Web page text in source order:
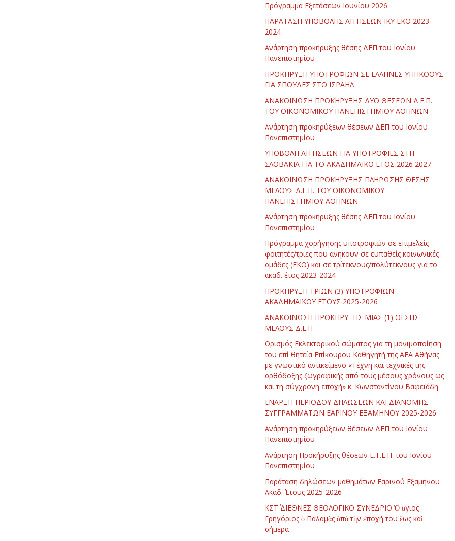
Πρόγραμμα Εξετάσεων Ιουνίου 2026
ΠΑΡΑΤΑΣΗ ΥΠΟΒΟΛΗΣ ΑΙΤΗΣΕΩΝ ΙΚΥ ΕΚΟ 2023-
2024
Ανάρτηση προκήρυξης θέσης ΔΕΠ του Ιονίου
Πανεπιστημίου
ΠΡΟΚΗΡΥΞΗ ΥΠΟΤΡΟΦΙΩΝ ΣΕ ΕΛΛΗΝΕΣ ΥΠΗΚΟΟΥΣ
ΓΙΑ ΣΠΟΥΔΕΣ ΣΤΟ ΙΣΡΑΗΛ
ΑΝΑΚΟΙΝΩΣΗ ΠΡΟΚΗΡΥΞΗΣ ΔΥΟ ΘΕΣΕΩΝ Δ.Ε.Π.
ΤΟΥ ΟΙΚΟΝΟΜΙΚΟΥ ΠΑΝΕΠΙΣΤΗΜΙΟΥ ΑΘΗΝΩΝ
Ανάρτηση προκηρύξεων θέσεων ΔΕΠ του Ιονίου
Πανεπιστημίου
ΥΠΟΒΟΛΗ ΑΙΤΗΣΕΩΝ ΓΙΑ ΥΠΟΤΡΟΦΙΕΣ ΣΤΗ
ΣΛΟΒΑΚΙΑ ΓΙΑ ΤΟ ΑΚΑΔΗΜΑΪΚΟ ΕΤΟΣ 2026 2027
ΑΝΑΚΟΙΝΩΣΗ ΠΡΟΚΗΡΥΞΗΣ ΠΛΗΡΩΣΗΣ ΘΕΣΗΣ
ΜΕΛΟΥΣ Δ.Ε.Π. ΤΟΥ ΟΙΚΟΝΟΜΙΚΟΥ
ΠΑΝΕΠΙΣΤΗΜΙΟΥ ΑΘΗΝΩΝ
Ανάρτηση προκήρυξης θέσης ΔΕΠ του Ιονίου
Πανεπιστημίου
Πρόγραμμα χορήγησης υποτροφιών σε επιμελείς
φοιτητές/τριες που ανήκουν σε ευπαθείς κοινωνικές
ομάδες (ΕΚΟ) και σε τρίτεκνους/πολύτεκνους για το
ακαδ. έτος 2023-2024
ΠΡΟΚΗΡΥΞΗ ΤΡΙΩΝ (3) ΥΠΟΤΡΟΦΙΩΝ
ΑΚΑΔΗΜΑΪΚΟΥ ΕΤΟΥΣ 2025-2026
ΑΝΑΚΟΙΝΩΣΗ ΠΡΟΚΗΡΥΞΗΣ ΜΙΑΣ (1) ΘΕΣΗΣ
ΜΕΛΟΥΣ Δ.Ε.Π
Ορισμός Εκλεκτορικού σώματος για τη μονιμοποίηση
του επί θητεία Επίκουρου Καθηγητή της ΑΕΑ Αθήνας
με γνωστικό αντικείμενο «Τέχνη και τεχνικές της
ορθόδοξης ζωγραφικής από τους μέσους χρόνους ως
και τη σύγχρονη εποχή» κ. Κωνσταντίνου Βαφειάδη
ΕΝΑΡΞΗ ΠΕΡΙΟΔΟΥ ΔΗΛΩΣΕΩΝ ΚΑΙ ΔΙΑΝΟΜΗΣ
ΣΥΓΓΡΑΜΜΑΤΩΝ ΕΑΡΙΝΟΥ ΕΞΑΜΗΝΟΥ 2025-2026
Ανάρτηση προκηρύξεων θέσεων ΔΕΠ του Ιονίου
Πανεπιστημίου
Ανάρτηση Προκήρυξης θέσεων Ε.Τ.Ε.Π. του Ιονίου
Πανεπιστημίου
Παράταση δηλώσεων μαθημάτων Εαρινού Εξαμήνου
Ακαδ. Έτους 2025-2026
ΚΣΤ΄ ΔΙΕΘΝΕΣ ΘΕΟΛΟΓΙΚΟ ΣΥΝΕΔΡΙΟ Ὁ ἅγιος
Γρηγόριος ὁ Παλαμᾶς ἀπὸ τὴν ἐποχή του ἕως καὶ
σήμερα